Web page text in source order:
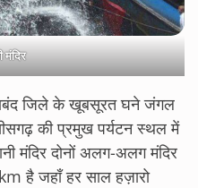
मंदिर
जिले के खूबसूरत घने जंगल
की प्रमुख पर्यटन स्थल में
मंदिर दोनों अलग-अलग मंदिर
है जहाँ हर साल हज़ारो